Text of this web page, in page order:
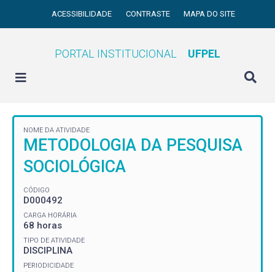
ACESSIBILIDADE CONTRASTE MAPA DO SITE
PORTAL INSTITUCIONAL UFPEL
NOME DA ATIVIDADE
METODOLOGIA DA PESQUISA
SOCIOLÓGICA
CÓDIGO
D000492
CARGA HORÁRIA
68 horas
TIPO DE ATIVIDADE
DISCIPLINA
PERIODICIDADE